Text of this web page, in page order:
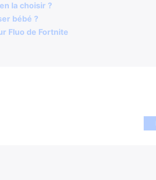
la choisir ?
bébé ?
Fluo de Fortnite